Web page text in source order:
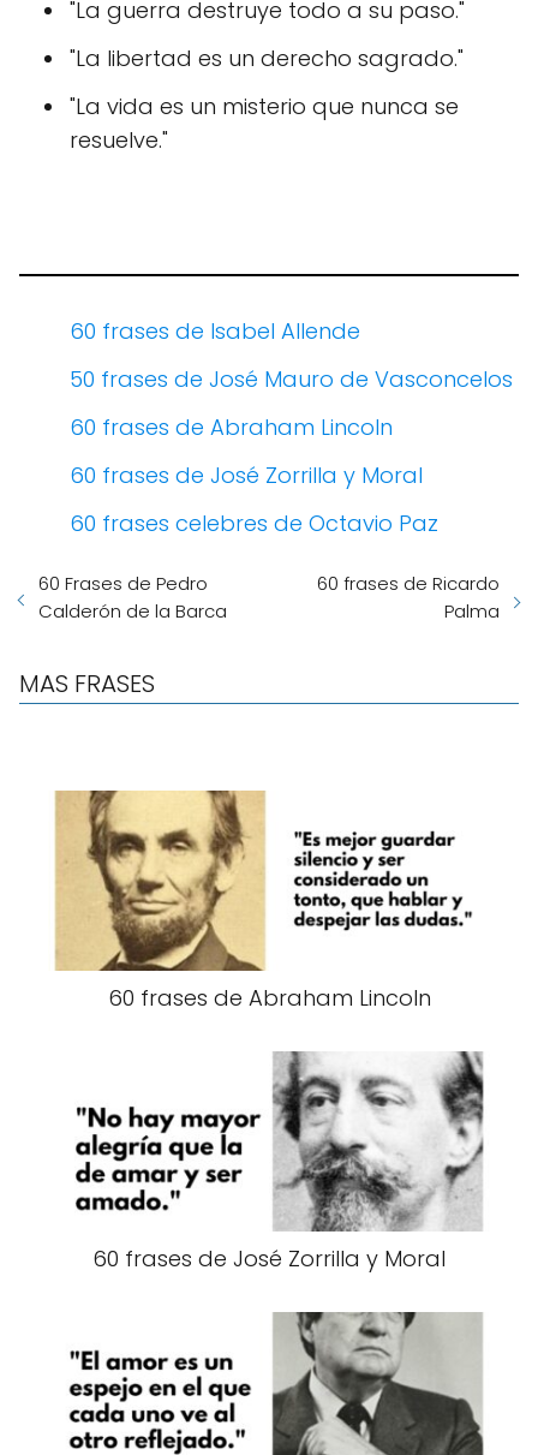
"La guerra destruye todo a su paso."
"La libertad es un derecho sagrado."
"La vida es un misterio que nunca se
resuelve."
60 frases de Isabel Allende
50 frases de José Mauro de Vasconcelos
60 frases de Abraham Lincoln
60 frases de José Zorrilla y Moral
60 frases celebres de Octavio Paz
60 Frases de Pedro
Calderón de la Barca
60 frases de Ricardo
Palma
MAS FRASES
60 frases de Abraham Lincoln
60 frases de José Zorrilla y Moral